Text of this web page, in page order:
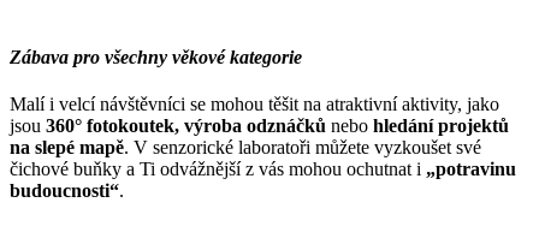
Zábava pro všechny věkové kategorie
Malí i velcí návštěvníci se mohou těšit na atraktivní aktivity, jako
jsou 360° fotokoutek, výroba odznáčků nebo hledání projektů
na slepé mapě. V senzorické laboratoři můžete vyzkoušet své
čichové buňky a Ti odvážnější z vás mohou ochutnat i „potravinu
budoucnosti“.